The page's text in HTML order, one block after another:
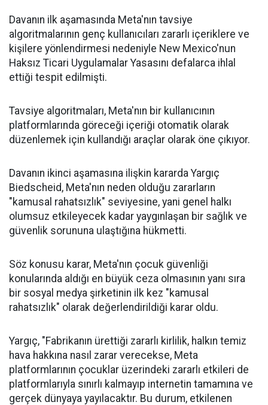
Davanın ilk aşamasında Meta'nın tavsiye
algoritmalarının genç kullanıcıları zararlı içeriklere ve
kişilere yönlendirmesi nedeniyle New Mexico'nun
Haksız Ticari Uygulamalar Yasasını defalarca ihlal
ettiği tespit edilmişti.
Tavsiye algoritmaları, Meta'nın bir kullanıcının
platformlarında göreceği içeriği otomatik olarak
düzenlemek için kullandığı araçlar olarak öne çıkıyor.
Davanın ikinci aşamasına ilişkin kararda Yargıç
Biedscheid, Meta'nın neden olduğu zararların
"kamusal rahatsızlık" seviyesine, yani genel halkı
olumsuz etkileyecek kadar yaygınlaşan bir sağlık ve
güvenlik sorununa ulaştığına hükmetti.
Söz konusu karar, Meta'nın çocuk güvenliği
konularında aldığı en büyük ceza olmasının yanı sıra
bir sosyal medya şirketinin ilk kez "kamusal
rahatsızlık" olarak değerlendirildiği karar oldu.
Yargıç, "Fabrikanın ürettiği zararlı kirlilik, halkın temiz
hava hakkına nasıl zarar verecekse, Meta
platformlarının çocuklar üzerindeki zararlı etkileri de
platformlarıyla sınırlı kalmayıp internetin tamamına ve
gerçek dünyaya yayılacaktır. Bu durum, etkilenen